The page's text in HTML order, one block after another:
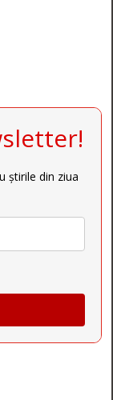
știrile din ziua